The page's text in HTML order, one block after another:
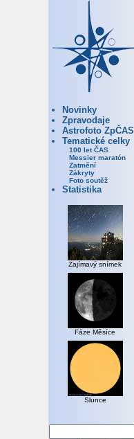
Novinky
Zpravodaje
Astrofoto ZpČAS
Tematické celky
100 let ČAS
Messier maratón
Zatmění
Zákryty
Foto soutěž
Statistika
Zajímavý snímek
Fáze Měsíce
Slunce